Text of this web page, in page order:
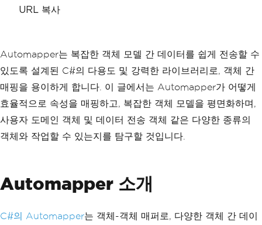
URL 복사
Automapper는 복잡한 객체 모델 간 데이터를 쉽게 전송할 수
있도록 설계된 C#의 다용도 및 강력한 라이브러리로, 객체 간
매핑을 용이하게 합니다. 이 글에서는 Automapper가 어떻게
효율적으로 속성을 매핑하고, 복잡한 객체 모델을 평면화하며,
사용자 도메인 객체 및 데이터 전송 객체 같은 다양한 종류의
객체와 작업할 수 있는지를 탐구할 것입니다.
Automapper 소개
C#의 Automapper는 객체-객체 매퍼로, 다양한 객체 간 데이